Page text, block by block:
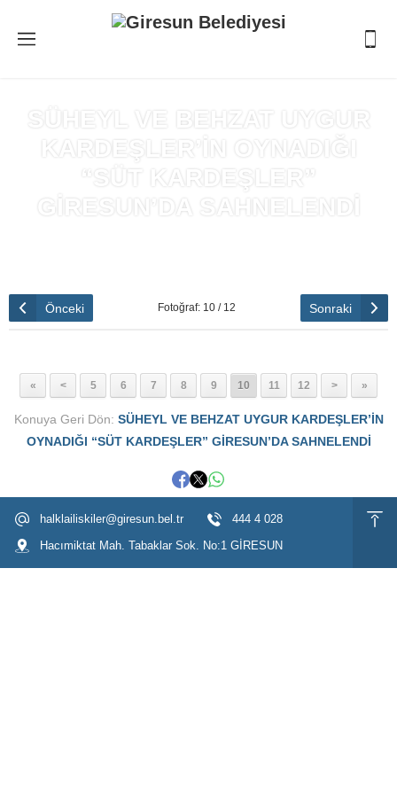
SÜHEYL VE BEHZAT UYGUR
KARDEŞLER’İN OYNADIĞI
“SÜT KARDEŞLER”
GİRESUN’DA SAHNELENDİ
Önceki Fotoğraf: 10 / 12 Sonraki
« < 5 6 7 8 9 10 11 12 > »
Konuya Geri Dön: SÜHEYL VE BEHZAT UYGUR KARDEŞLER’İN
OYNADIĞI “SÜT KARDEŞLER” GİRESUN’DA SAHNELENDİ
halklailiskiler@giresun.bel.tr
444 4 028
Hacımiktat Mah. Tabaklar Sok. No:1 GİRESUN